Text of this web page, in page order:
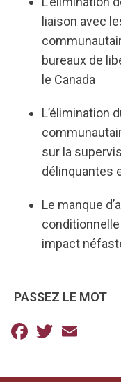
liaison avec
bureaux de
le Canada
L’élimination
sur la
délinquantes
Le manque
impact
PASSEZ LE MOT
Facebook
Twitter